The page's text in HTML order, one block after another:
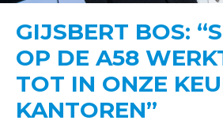
GIJSBERT BOS:
OP DE A58
TOT IN ONZE
KANTOREN”